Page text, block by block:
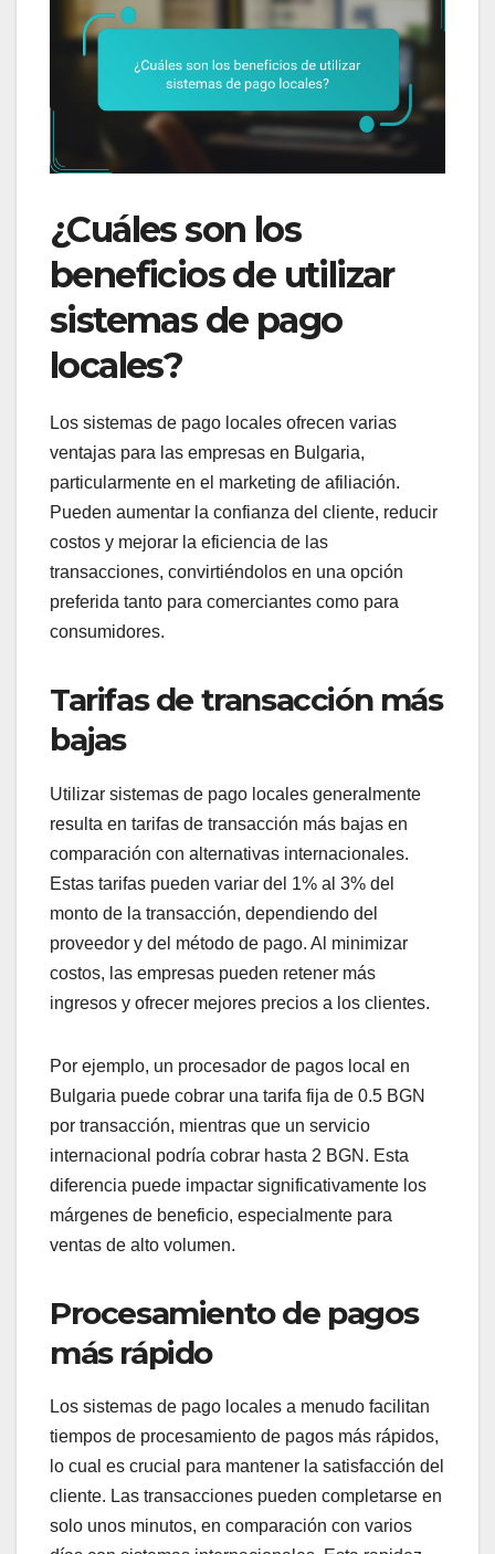
¿Cuáles son los
beneficios de utilizar
sistemas de pago
locales?
Los sistemas de pago locales ofrecen varias
ventajas para las empresas en Bulgaria,
particularmente en el marketing de afiliación.
Pueden aumentar la confianza del cliente, reducir
costos y mejorar la eficiencia de las
transacciones, convirtiéndolos en una opción
preferida tanto para comerciantes como para
consumidores.
Tarifas de transacción más
bajas
Utilizar sistemas de pago locales generalmente
resulta en tarifas de transacción más bajas en
comparación con alternativas internacionales.
Estas tarifas pueden variar del 1% al 3% del
monto de la transacción, dependiendo del
proveedor y del método de pago. Al minimizar
costos, las empresas pueden retener más
ingresos y ofrecer mejores precios a los clientes.
Por ejemplo, un procesador de pagos local en
Bulgaria puede cobrar una tarifa fija de 0.5 BGN
por transacción, mientras que un servicio
internacional podría cobrar hasta 2 BGN. Esta
diferencia puede impactar significativamente los
márgenes de beneficio, especialmente para
ventas de alto volumen.
Procesamiento de pagos
más rápido
Los sistemas de pago locales a menudo facilitan
tiempos de procesamiento de pagos más rápidos,
lo cual es crucial para mantener la satisfacción del
cliente. Las transacciones pueden completarse en
solo unos minutos, en comparación con varios